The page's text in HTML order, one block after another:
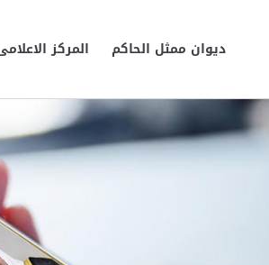
ديوان ممثل الحاكم المركز